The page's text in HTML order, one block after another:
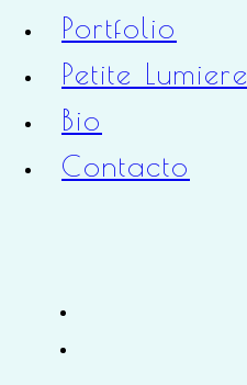
Portfolio
Petite Lumiere
Bio
Contacto